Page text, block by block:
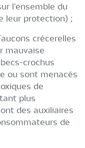
l'ensemble du
leur protection) ;
crécerelles
mauvaise
crochus
ou sont menacés
de
plus
des auxiliaires
de